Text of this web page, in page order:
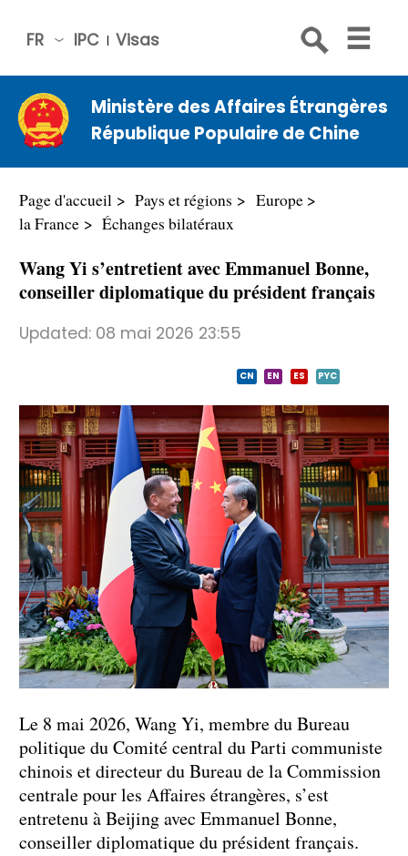
IPC Visas
FR
中文
Engli
sh
Русс
Espa
عربي
Ministère des Affaires Étrangères
République Populaire de Chine
Page d'accueil Pays et régions
Europe
la France
Échanges bilatéraux
Wang Yi s’entretient avec Emmanuel Bonne,
conseiller diplomatique du président français
Updated: 08 mai 2026 23:55
CN EN ES PYC
Le 8 mai 2026, Wang Yi, membre du Bureau
politique du Comité central du Parti communiste
chinois et directeur du Bureau de la Commission
centrale pour les Affaires étrangères, s’est
entretenu à Beijing avec Emmanuel Bonne,
conseiller diplomatique du président français.